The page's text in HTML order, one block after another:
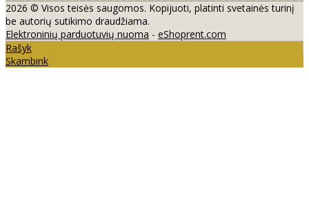
2026 © Visos teisės saugomos. Kopijuoti, platinti svetainės turinį
be autorių sutikimo draudžiama.
Elektroninių parduotuvių nuoma - eShoprent.com
Rašyk
Skambink